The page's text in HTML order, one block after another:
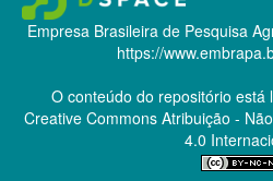
Empresa Brasileira de Pesquisa
https://
O conteúdo do repositório está
Creative CommonsAtribuição -
4.0